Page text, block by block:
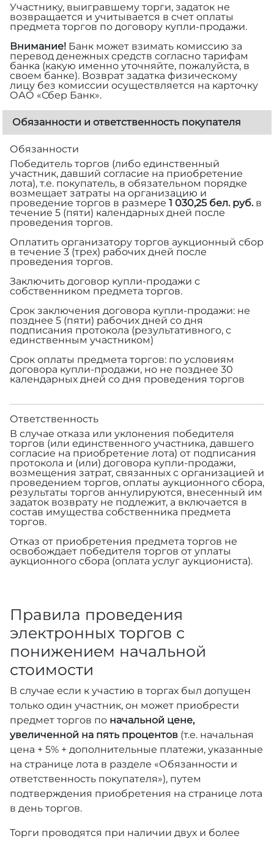
Участнику, выигравшему торги, задаток не
возвращается и учитывается в счет оплаты
предмета торгов по договору купли-продажи.
Внимание! Банк может взимать комиссию за
перевод денежных средств согласно тарифам
банка (какую именно уточняйте, пожалуйста, в
своем банке). Возврат задатка физическому
лицу без комиссии осуществляется на карточку
ОАО «Сбер Банк».
Обязанности и ответственность покупателя
Обязанности
Победитель торгов (либо единственный
участник, давший согласие на приобретение
лота), т.е. покупатель, в обязательном порядке
возмещает затраты на организацию и
проведение торгов в размере 1 030,25 бел. руб.в
течение 5 (пяти) календарных дней после
проведения торгов.
Оплатить организатору торгов аукционный сбор
в течение 3 (трех) рабочих дней после
проведения торгов.
Заключить договор купли-продажи с
собственником предмета торгов.
Срок заключения договора купли-продажи: не
позднее 5 (пяти) рабочих дней со дня
подписания протокола (результативного, с
единственным участником)
Срок оплаты предмета торгов: по условиям
договора купли-продажи, но не позднее 30
календарных дней со дня проведения торгов
Ответственность
В случае отказа или уклонения победителя
торгов (или единственного участника, давшего
согласие на приобретение лота) от подписания
протокола и (или) договора купли-продажи,
возмещения затрат, связанных с организацией и
проведением торгов, оплаты аукционного сбора,
результаты торгов аннулируются, внесенный им
задаток возврату не подлежит, а включается в
состав имущества собственника предмета
торгов.
Отказ от приобретения предмета торгов не
освобождает победителя торгов от уплаты
аукционного сбора (оплата услуг аукциониста).
Правила проведения
электронных торгов с
понижением начальной
стоимости
В случае если к участию в торгах был допущен
только один участник, он может приобрести
предмет торгов по начальной цене,
увеличенной на пять процентов (т.е. начальная
цена + 5% + дополнительные платежи, указанные
на странице лота в разделе «Обязанности и
ответственность покупателя»), путем
подтверждения приобретения на странице лота
в день торгов.
Торги проводятся при наличии двух и более